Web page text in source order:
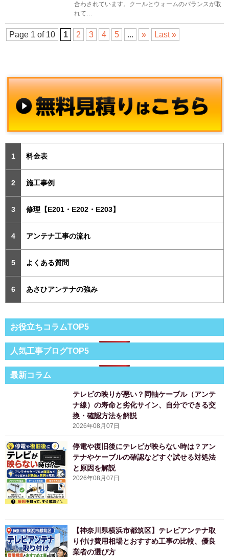
合わされています。クールとウォームのバランスが取
れて…
Page 1 of 10 1 2 3 4 5 ... » Last »
料金表
施工事例
修理【E201・E202・E203】
アンテナ工事の流れ
よくある質問
あさひアンテナの強み
お役立ちコラムTOP5
人気工事ブログTOP5
最新コラム
テレビの映りが悪い？同軸ケーブル（アンテ
ナ線）の寿命と劣化サイン、自分でできる交
換・確認方法を解説
2026年08月07日
停電や復旧後にテレビが映らない時は？アン
テナやケーブルの確認などすぐ試せる対処法
と原因を解説
2026年08月07日
【神奈川県横浜市都筑区】テレビアンテナ取
り付け費用相場とおすすめ工事の比較、優良
業者の選び方